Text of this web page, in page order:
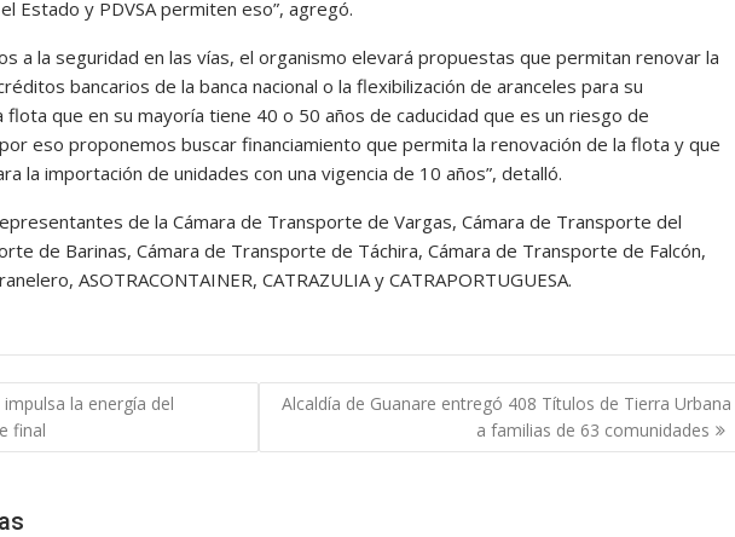
Estado y PDVSA permiten eso”, agregó.
a la seguridad en las vías, el organismo elevará propuestas que permitan renovar la
bancarios de la banca nacional o la flexibilización de aranceles para su
flota que en su mayoría tiene 40 o 50 años de caducidad que es un riesgo de
eso proponemos buscar financiamiento que permita la renovación de la flota y que
la importación de unidades con una vigencia de 10 años”, detalló.
de la Cámara de Transporte de Vargas, Cámara de Transporte del
de Barinas, Cámara de Transporte de Táchira, Cámara de Transporte de Falcón,
ASOTRACONTAINER, CATRAZULIA y CATRAPORTUGUESA.
la energía del
final
Alcaldía de Guanare entregó 408 Títulos de Tierra Urbana
a familias de 63 comunidades